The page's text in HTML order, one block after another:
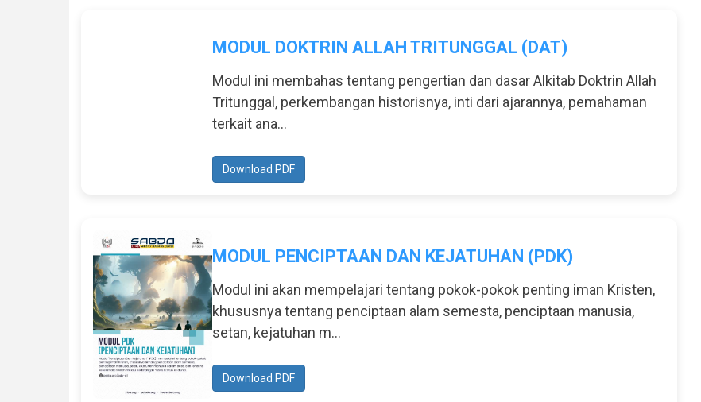
MODUL DOKTRIN ALLAH TRITUNGGAL (DAT)
Modul ini membahas tentang pengertian dan dasar Alkitab Doktrin Allah
Tritunggal, perkembangan historisnya, inti dari ajarannya, pemahaman
terkait ana...
Download PDF
MODUL PENCIPTAAN DAN KEJATUHAN (PDK)
Modul ini akan mempelajari tentang pokok-pokok penting iman Kristen,
khususnya tentang penciptaan alam semesta, penciptaan manusia,
setan, kejatuhan m...
Download PDF